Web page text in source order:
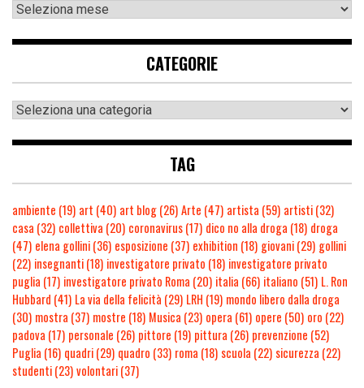
CATEGORIE
TAG
ambiente (19) art (40) art blog(26)Arte (47) artista (59) artisti(32)
casa (32) collettiva (20) coronavirus(17) dico no alla droga (18) droga
(47) elena gollini(36) esposizione (37) exhibition (18) giovani(29) gollini
(22) insegnanti(18) investigatore privato (18) investigatore privato
puglia (17) investigatore privato Roma (20) italia (66) italiano (51) L. Ron
Hubbard (41) La via della felicità (29) LRH (19) mondo libero dalla droga
(30) mostra (37) mostre (18) Musica (23) opera (61) opere (50) oro (22)
padova (17) personale (26) pittore (19) pittura (26) prevenzione (52)
Puglia (16) quadri(29) quadro (33) roma (18) scuola (22) sicurezza (22)
studenti(23)volontari(37)